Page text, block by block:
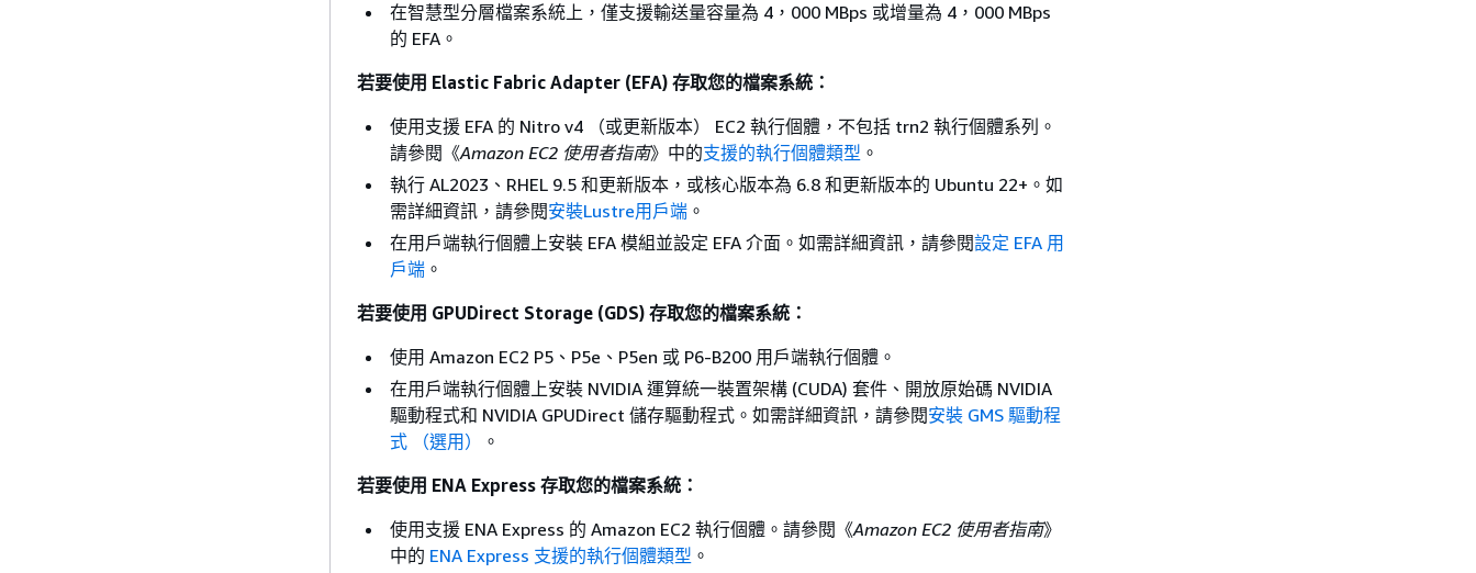
在智慧型分層檔案系統上，僅支援輸送量容量為 4，000 MBps 或增量為 4，000 MBps
的 EFA。
若要使用 Elastic Fabric Adapter (EFA) 存取您的檔案系統：
使用支援 EFA 的 Nitro v4 （或更新版本） EC2 執行個體，不包括 trn2 執行個體系列。
請參閱《Amazon EC2 使用者指南》中的支援的執行個體類型 。
執行 AL2023、RHEL 9.5 和更新版本，或核心版本為 6.8 和更新版本的 Ubuntu 22+。如
需詳細資訊，請參閱安裝Lustre用戶端 。
在用戶端執行個體上安裝 EFA 模組並設定 EFA 介面。如需詳細資訊，請參閱設定 EFA 用
戶端 。
若要使用 GPUDirect Storage (GDS) 存取您的檔案系統：
使用 Amazon EC2 P5、P5e、P5en 或 P6-B200 用戶端執行個體。
在用戶端執行個體上安裝 NVIDIA 運算統一裝置架構 (CUDA) 套件、開放原始碼 NVIDIA
驅動程式和 NVIDIA GPUDirect 儲存驅動程式。如需詳細資訊，請參閱安裝 GMS 驅動程
式 （選用）
。
若要使用 ENA Express 存取您的檔案系統：
使用支援 ENA Express 的 Amazon EC2 執行個體。請參閱《Amazon EC2 使用者指南》
中的 ENA Express 支援的執行個體類型 。